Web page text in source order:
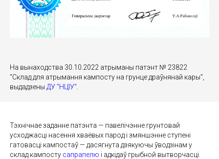
На вынаходства 30.10.2022 атрыманы патэнт № 23822
"Склад для атрымання кампосту на грунце драўнянай кары",
выдадзены ДУ "НЦІУ"
Тэхнічнае заданне патэнта — павелічэнне грунтовай
усходжасці насення хваёвых парод і змяншэнне ступені
гатовасці кампостаў — дасягнута дзякуючы ўводзінам у
склад кампосту сапрапелю і адкідаў грыбной вытворчасці.